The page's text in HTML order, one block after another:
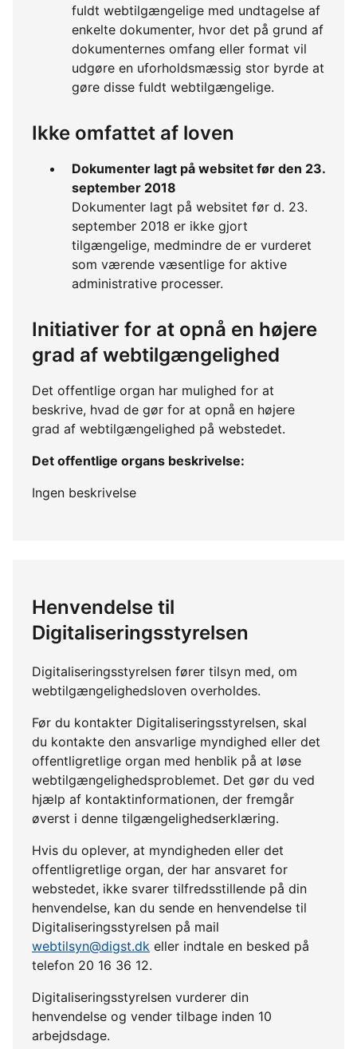
fuldt webtilgængelige med undtagelse af
enkelte dokumenter, hvor det på grund af
dokumenternes omfang eller format vil
udgøre en uforholdsmæssig stor byrde at
gøre disse fuldt webtilgængelige.
Ikke omfattet af loven
Dokumenter lagt på websitet før den 23.
september 2018
Dokumenter lagt på websitet før d. 23.
september 2018 er ikke gjort
tilgængelige, medmindre de er vurderet
som værende væsentlige for aktive
administrative processer.
Initiativer for at opnå en højere
grad af webtilgængelighed
Det offentlige organ har mulighed for at
beskrive, hvad de gør for at opnå en højere
grad af webtilgængelighed på webstedet.
Det offentlige organs beskrivelse:
Ingen beskrivelse
Henvendelse til
Digitaliseringsstyrelsen
Digitaliseringsstyrelsen fører tilsyn med, om
webtilgængelighedsloven overholdes.
Før du kontakter Digitaliseringsstyrelsen, skal
du kontakte den ansvarlige myndighed eller det
offentligretlige organ med henblik på at løse
webtilgængelighedsproblemet. Det gør du ved
hjælp af kontaktinformationen, der fremgår
øverst i denne tilgængelighedserklæring.
Hvis du oplever, at myndigheden eller det
offentligretlige organ, der har ansvaret for
webstedet, ikke svarer tilfredsstillende på din
henvendelse, kan du sende en henvendelse til
Digitaliseringsstyrelsen på mail
webtilsyn@digst.dk eller indtale en besked på
telefon 20 16 36 12.
Digitaliseringsstyrelsen vurderer din
henvendelse og vender tilbage inden 10
arbejdsdage.